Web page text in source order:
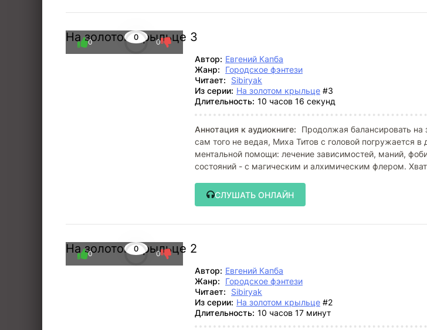
На золотом крыльце 3
0
0 0
Автор: Евгений Капба
Жанр:
Городское фэнтези
Читает:
Sibiryak
Из серии: На золотом крыльце #3
Длительность: 10 часов 16 секунд
Аннотация к аудиокниге:
Продолжая балансировать на
сам того не ведая, Миха Титов с головой погружается в
ментальной помощи: лечение зависимостей, маний,
состояний - с магическим и алхимическим флером.
СЛУШАТЬ ОНЛАЙН
На золотом крыльце 2
0
0 0
Автор: Евгений Капба
Жанр:
Городское фэнтези
Читает:
Sibiryak
Из серии: На золотом крыльце #2
Длительность: 10 часов 17 минут